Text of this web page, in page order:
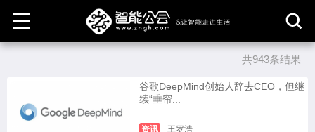
消
共943条结果
谷歌DeepMind创始人辞去CEO，但继
续“垂帘...
资讯
王罗浩